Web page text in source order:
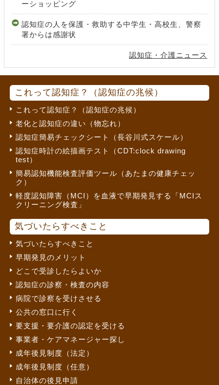
ーショッピング
認知症の人を保護・救助する中学生・高校生、警察
署からは感謝状
認知症・介護ニュース
これって認知症？（認知症の兆候）
これって認知症？（認知症の兆候）
老化と認知症の違い（物忘れ）
認知症簡易チェックシート（長谷川式スケール）
認知症時計の絵描画テスト（CDT:clock drawing
test）
簡易認知機能検査評価ツール（あたまの健康チェッ
ク）
軽度認知障害（MCI）を血液で早期発見する「MCIス
クリーニング検査」
気づいたらすべきこと
気づいたらすべきこと
早期発見のメリット
どこで受診したらよいか
認知症の診察・検査の内容
病院で診察を受けさせる
公共の窓口に行く
要支援・要介護の認定を受ける
事業者・ケアマネージャー探し
成年後見制度（法定）
成年後見制度（任意）
自治体の後見申請